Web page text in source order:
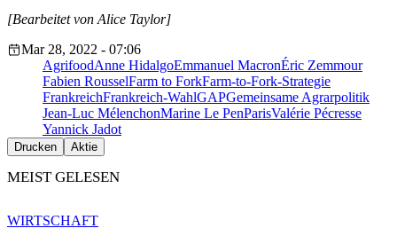
[Bearbeitet von Alice Taylor]
Mar 28, 2022 - 07:06
AgrifoodAnne HidalgoEmmanuel MacronÉric Zemmour
Fabien RousselFarm to ForkFarm-to-Fork-Strategie
FrankreichFrankreich-WahlGAPGemeinsame Agrarpolitik
Jean-Luc MélenchonMarine Le PenParisValérie Pécresse
Yannick Jadot
Drucken Aktie
MEIST GELESEN
WIRTSCHAFT